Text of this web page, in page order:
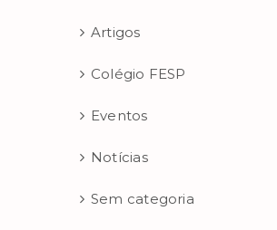
Artigos
Colégio FESP
Eventos
Notícias
Sem categoria